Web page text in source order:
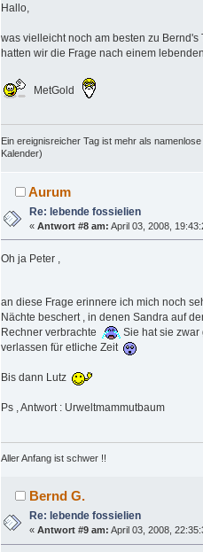
Hallo,
was vielleicht noch am besten zu Bernd's
hatten wir die Frage nach einem
MetGold
Ein ereignisreicher Tag ist mehr als
Kalender)
Aurum
Re: lebende fossielien
«Antwort #8 am: April 03, 2008,
Oh ja Peter ,
an diese Frage erinnere ich mich noch
Nächte beschert , in denen Sandra auf
Rechner verbrachte
Sie hat sie zwar
verlassen für etliche Zeit
Bis dann Lutz
Ps , Antwort : Urweltmammutbaum
Aller Anfang ist schwer !!
Bernd G.
Re: lebende fossielien
«Antwort #9 am: April 03, 2008,